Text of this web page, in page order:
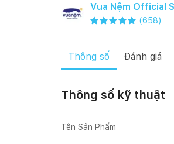
Vua Nệm Official
(658)
Thông số Đánh giá
Thông số kỹ thuật
Tên Sản Phẩm